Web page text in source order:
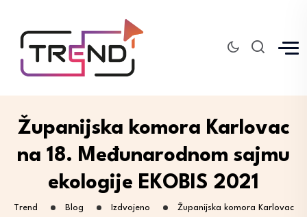
Županijska komora Karlovac
na 18. Međunarodnom sajmu
ekologije EKOBIS 2021
Trend Blog Izdvojeno
Županijska komora Karlovac